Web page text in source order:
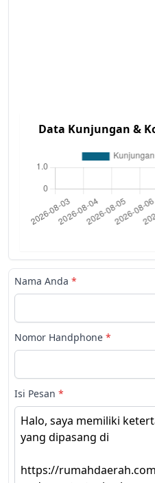
Data Kunjungan &
Nama Anda *
Nomor Handphone *
Isi Pesan *